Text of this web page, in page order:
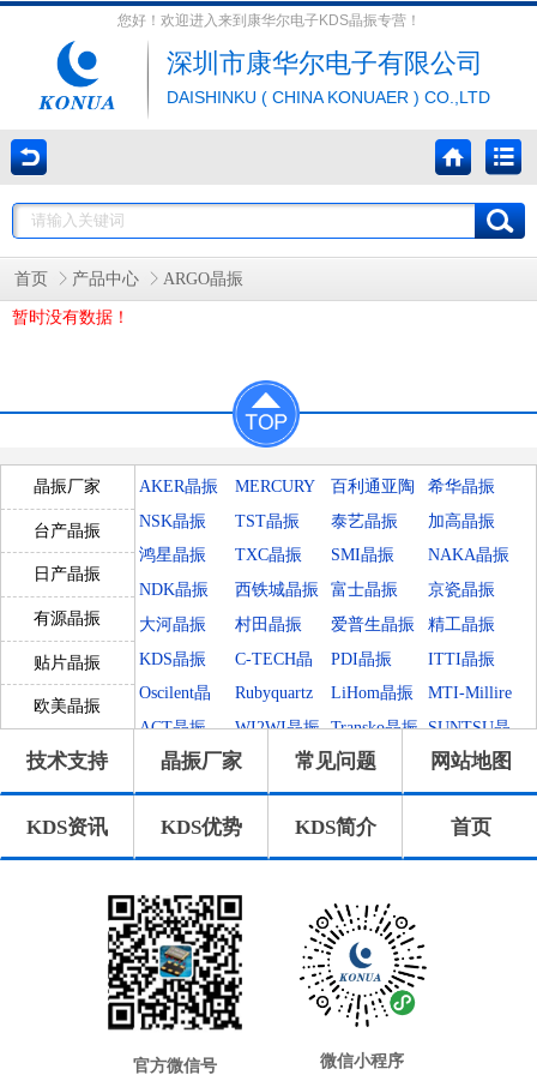
您好！欢迎进入来到康华尔电子KDS晶振专营！
深圳市康华尔电子有限公司
DAISHINKU ( CHINA KONUAER ) CO.,LTD
首页 产品中心 ARGO晶振
暂时没有数据！
晶振厂家
台产晶振
日产晶振
有源晶振
贴片晶振
欧美晶振
AKER晶振
MERCURY
晶振
百利通亚陶
晶振
希华晶振
NSK晶振
TST晶振 泰艺晶振
加高晶振
鸿星晶振
TXC晶振 SMI晶振
NAKA晶振
NDK晶振
西铁城晶振 富士晶振
京瓷晶振
大河晶振
村田晶振 爱普生晶振
精工晶振
KDS晶振
C-TECH晶
振
PDI晶振
ITTI晶振
Oscilent晶
振
Rubyquartz
晶振
LiHom晶振
MTI-Millire
n晶振
ACT晶振 WI2WI晶振 Transko晶振 SUNTSU晶
振
QuartzChnik
晶振
QuartzCom
晶振
QANTEK晶
振
MtronPTI晶
振
MMDCOMP
晶振
KVG晶振 ILSI晶振
GEYER晶
Frequency晶
振
FOX晶振
Euroquartz
晶振
Crystek晶振
Cardinal晶
振
AEL晶振 AEK晶振
Statek晶振
Pletronics晶
振
IDTcrystal
晶振
SiTimeCryst
al
拉隆晶振
日蚀晶振
ECScrystal
晶振
AbraconCry
stal
Jauch晶振 高利奇晶振
瑞康晶振 微晶晶振 CTS晶振
技术支持 晶振厂家 常见问题 网站地图
KDS资讯 KDS优势 KDS简介 首页
官方微信号 微信小程序